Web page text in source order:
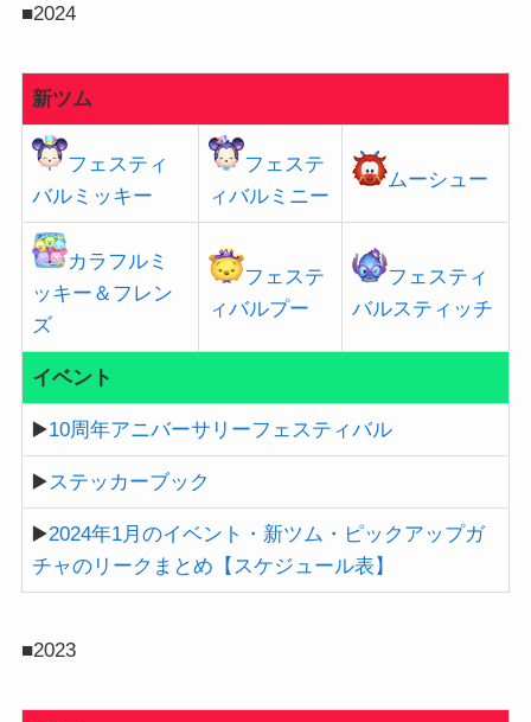
■2024
新ツム
フェスティ
バルミッキー
フェステ
ィバルミニー
ムーシュー
カラフルミ
ッキー＆フレン
ズ
フェステ
ィバルプー
フェスティ
バルスティッチ
イベント
▶️10周年アニバーサリーフェスティバル
▶️ステッカーブック
▶️2024年1月のイベント・新ツム・ピックアップガ
チャのリークまとめ【スケジュール表】
■2023